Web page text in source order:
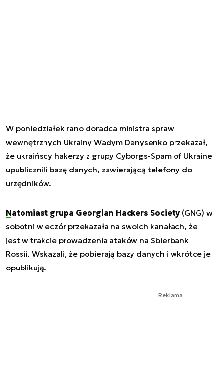
W poniedziałek rano doradca ministra spraw
wewnętrznych Ukrainy Wadym Denysenko przekazał,
że ukraińscy hakerzy z grupy Cyborgs-Spam of Ukraine
upublicznili bazę danych, zawierającą telefony do
urzędników.
Natomiast grupa Georgian Hackers Society (GNG) w
sobotni wieczór przekazała na swoich kanałach, że
jest w trakcie prowadzenia ataków na Sbierbank
Rossii. Wskazali, że pobierają bazy danych i wkrótce je
opublikują.
Reklama